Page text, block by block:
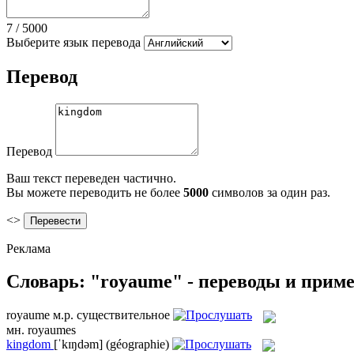
7 / 5000
Выберите язык перевода
Перевод
Перевод
Ваш текст переведен частично.
Вы можете переводить не более 5000 символов за один раз.
<>
Реклама
Словарь: "royaume" - переводы и
royaume м.р. существительное
мн. royaumes
kingdom [ˈkɪŋdəm] (géographie)